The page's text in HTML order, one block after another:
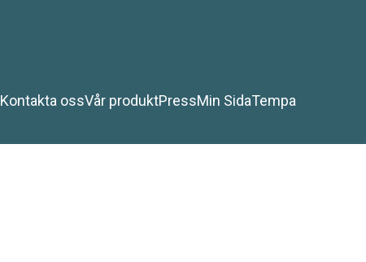
Kontakta ossVår produktPressMin SidaTempa